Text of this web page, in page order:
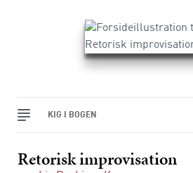
KIG I BOGEN
Retorisk improvisation